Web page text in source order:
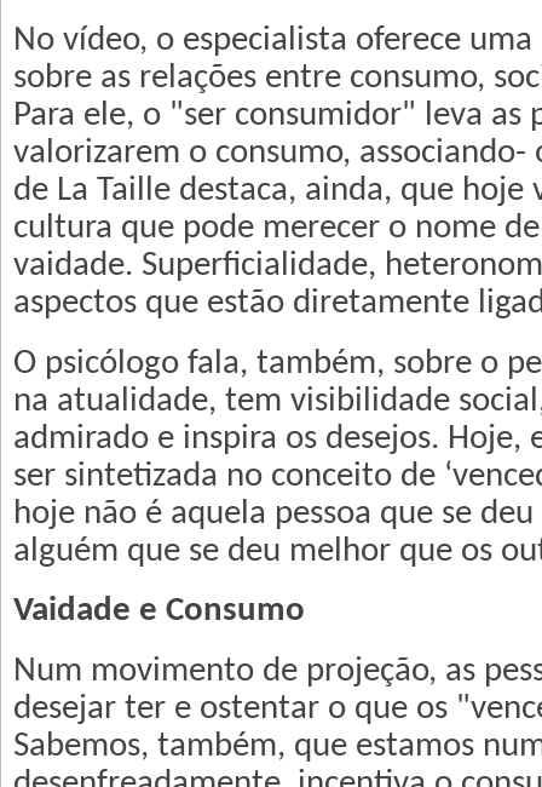
No vídeo, o especialista oferece
sobre as relações entre consumo,
Para ele, o "ser consumidor" leva as
valorizarem o consumo, associando-
de La Taille destaca, ainda, que hoje
cultura que pode merecer o nome
vaidade. Superficialidade,
aspectos que estão diretamente
O psicólogo fala, também, sobre o
na atualidade, tem visibilidade
admirado e inspira os desejos. Hoje,
ser sintetizada no conceito de
hoje não é aquela pessoa que se
alguém que se deu melhor que os
Vaidade e Consumo
Num movimento de projeção, as
desejar ter e ostentar o que os
Sabemos, também, que estamos